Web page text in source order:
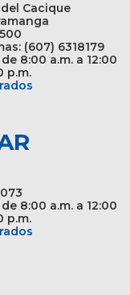
Cacique
(607) 6318179
8:00 a.m. a 12:00
p.m.
8:00 a.m. a 12:00
p.m.